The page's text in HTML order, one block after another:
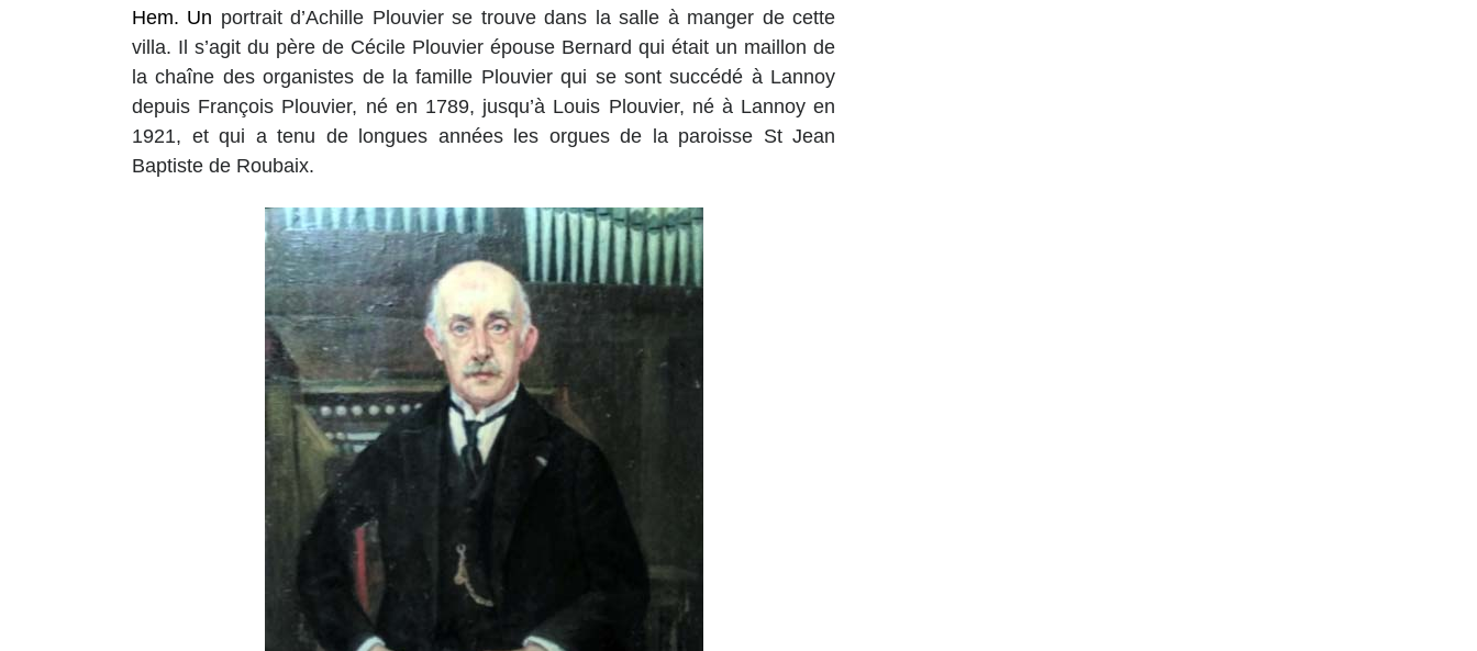
Hem. Un portrait d’Achille Plouvier se trouve dans la salle à manger de cette
villa. Il s’agit du père de Cécile Plouvier épouse Bernard qui était un maillon de
la chaîne des organistes de la famille Plouvier qui se sont succédé à Lannoy
depuis François Plouvier, né en 1789, jusqu’à Louis Plouvier, né à Lannoy en
1921, et qui a tenu de longues années les orgues de la paroisse St Jean
Baptiste de Roubaix.